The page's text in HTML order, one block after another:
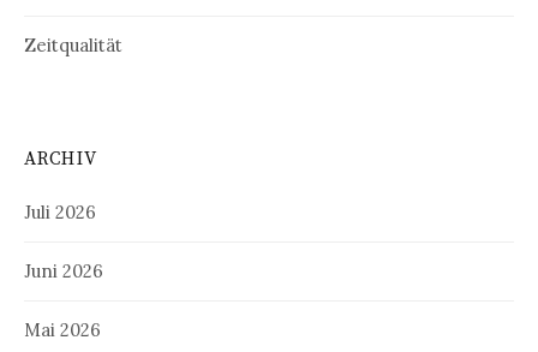
Zeitqualität
ARCHIV
Juli 2026
Juni 2026
Mai 2026